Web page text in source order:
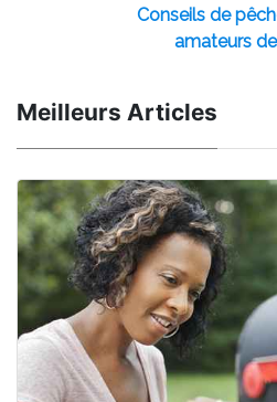
Conseils de
amateurs
Meilleurs Articles